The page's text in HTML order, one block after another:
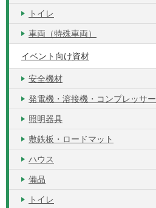
トイレ
車両（特殊車両）
イベント向け資材
安全機材
発電機・溶接機・コンプレッサー
照明器具
敷鉄板・ロードマット
ハウス
備品
トイレ